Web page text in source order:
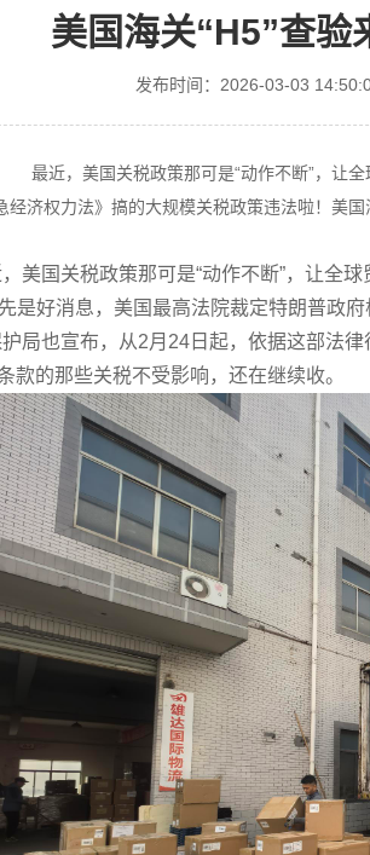
美国海关“H5”查验
发布时间：2026-03-03
最近，美国关税政策那可是“动作不断”，让
经济权力法》搞的大规模关税政策违法啦！美
国关税政策那可是“动作不断”，让全球
好消息，美国最高法院裁定特朗普政府
局也宣布，从2月24日起，依据这部法
款的那些关税不受影响，还在继续收。